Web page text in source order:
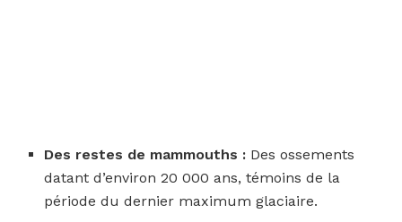
Des restes de mammouths : Des ossements
datant d’environ 20 000 ans, témoins de la
période du dernier maximum glaciaire.